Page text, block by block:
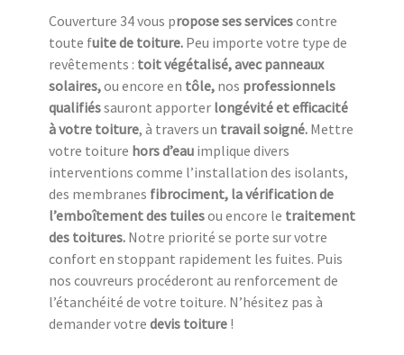
Couverture 34 vous propose ses servicescontre
toute fuite de toiture. Peu importe votre type de
revêtements : toit végétalisé, avec panneaux
solaires,ou encore en tôle, nos professionnels
qualifiéssauront apporter longévité et efficacité
à votre toiture, à travers un travail soigné. Mettre
votre toiture hors d’eau implique divers
interventions comme l’installation des isolants,
des membranes fibrociment, la vérification de
l’emboîtement des tuilesou encore le traitement
des toitures. Notre priorité se porte sur votre
confort en stoppant rapidement les fuites. Puis
nos couvreurs procéderont au renforcement de
l’étanchéité de votre toiture. N’hésitez pas à
demander votre devis toiture !